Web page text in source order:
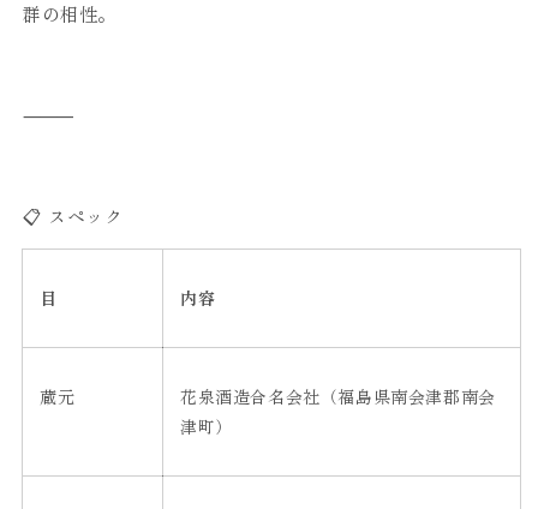
群の相性。
⸻
📋 スペック
目 内容
蔵元
花泉酒造合名会社（福島県南会津郡南会
津町）